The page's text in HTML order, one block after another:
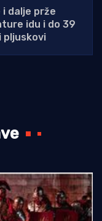
dalje prže
idu i do 39
pljuskovi